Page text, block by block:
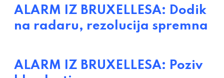
ALARM IZ BRUXELLESA: Dodik
na radaru, rezolucija spremna
ALARM IZ BRUXELLESA: Poziv